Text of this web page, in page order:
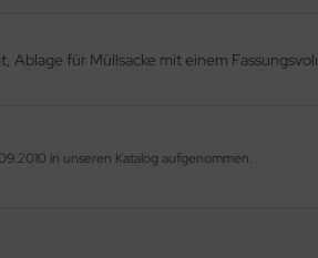
Ablage für Müllsacke mit einem
in unseren Katalog aufgenommen.